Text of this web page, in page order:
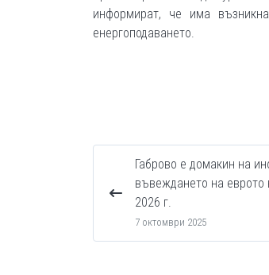
информират, че има
енергоподаването.
Габрово е домакин на
въвеждането на еврото
2026 г.
7 октомври 2025